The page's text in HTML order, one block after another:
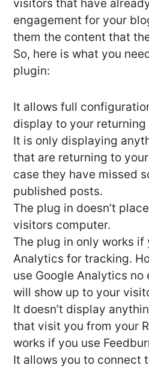
visitors that have
engagement for your
them the content that
So, here is what you
plugin:
It allows full
display to your
It is only displaying
that are returning to
case they have missed
published posts.
The plug in doesn’t
visitors computer.
The plug in only works if
Analytics for tracking.
use Google Analytics no
will show up to your
It doesn’t display
that visit you from your
works if you use
It allows you to connect